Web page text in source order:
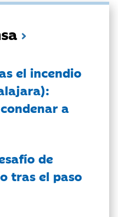
el incendio
a
de
tras el paso